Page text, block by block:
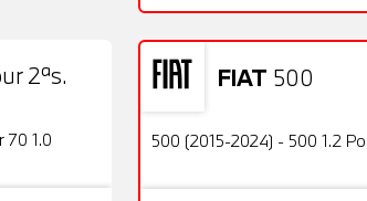
2ªs.
19 Foto
70 1.0
FIAT 500
OFFERTA
Usato
500 (2015-2024) - 500 1.2